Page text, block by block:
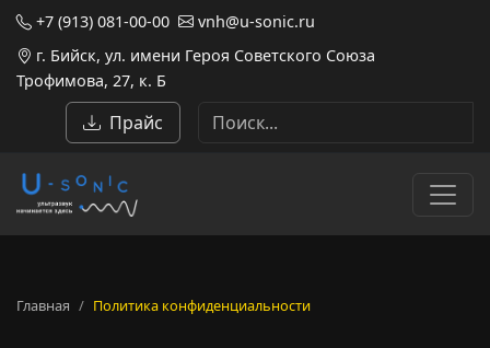
+7 (913) 081-00-00
vnh@u-sonic.ru
г. Бийск, ул. имени Героя Советского Союза
Трофимова, 27, к. Б
Прайс
Главная Политика конфиденциальности